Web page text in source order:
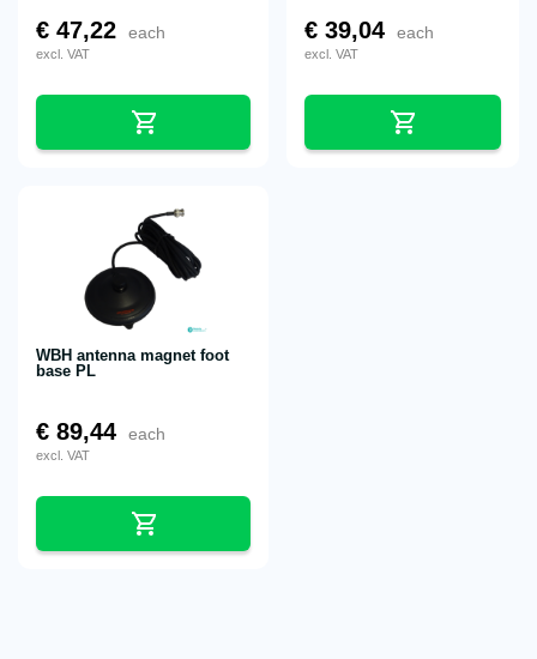
€ 47,22 each
excl. VAT
€ 39,04 each
excl. VAT
WBH antenna magnet foot
base PL
€ 89,44 each
excl. VAT